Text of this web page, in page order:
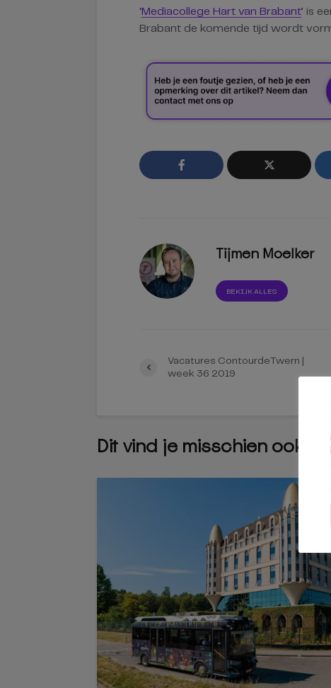
‘Mediacollege Hart van Brabant’ is
Brabant de komende tijd wordt
Tijmen Moelker
BEKIJK ALLES
Vacatures ContourdeTwern |
week 36 2019
Dit vind je misschien ook